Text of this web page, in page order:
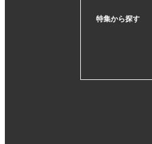
特集から探す